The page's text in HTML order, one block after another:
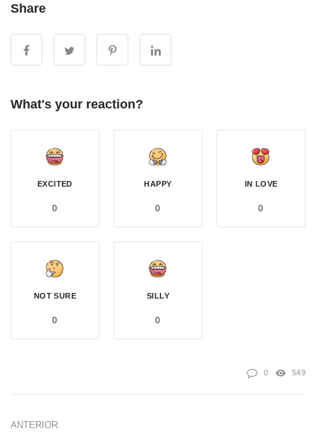
Share
What's your reaction?
EXCITED
0
HAPPY
0
IN LOVE
0
NOT SURE
0
SILLY
0
0 549
ANTERIOR